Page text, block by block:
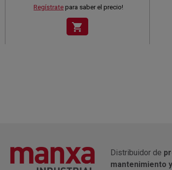
Regístrate para saber el precio!
shopping_cart
Distribuidor de
mantenimiento